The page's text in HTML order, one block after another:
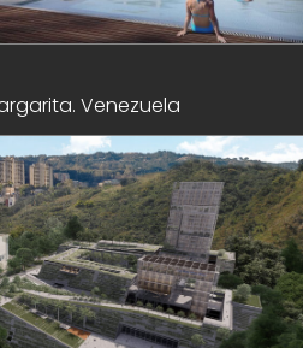
Venezuela